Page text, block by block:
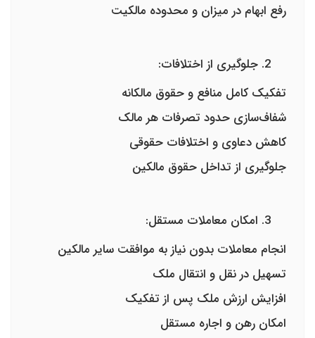
رفع ابهام در میزان و محدوده مالکیت
جلوگیری از اختلافات:
تفکیک کامل منافع و حقوق مالکانه
شفاف‌سازی حدود تصرفات هر مالک
کاهش دعاوی و اختلافات حقوقی
جلوگیری از تداخل حقوق مالکین
امکان معاملات مستقل:
انجام معاملات بدون نیاز به موافقت سایر مالکین
تسهیل در نقل و انتقال ملک
افزایش ارزش ملک پس از تفکیک
امکان رهن و اجاره مستقل